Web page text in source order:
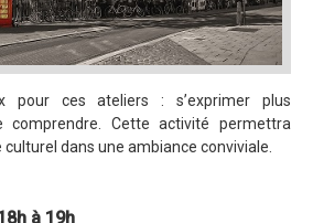
pour ces ateliers : s’exprimer plus
Cette activité permettra
dans une ambiance conviviale.
à 19h